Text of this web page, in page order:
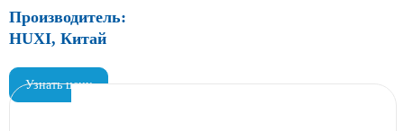
Производитель:
HUXI, Китай
Узнать цену